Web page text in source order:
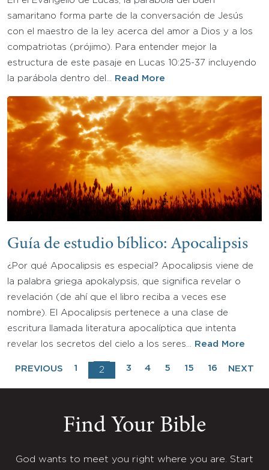
samaritano forma parte de la conversación de Jesús
con el maestro de la ley acerca del amor a Dios y a los
compatriotas (prójimo). Para entender mejor la
estructura de este pasaje en Lucas 10:25-37 incluyendo
la parábola dentro del…
Read More
Guía de estudio bíblico: Apocalipsis
¿Por qué Apocalipsis es especial? Apocalipsis viene de
la palabra griega apokalypsis, que significa revelar o
revelación (de ahí que el libro reciba a veces ese
nombre). El Apocalipsis pertenece a una clase de
escritura llamada literatura apocalíptica que intenta
revelar los secretos del cielo a los seres…
Read More
PREVIOUS 1 2 3 4 5 15 16 NEXT
Find Your Bible
God wants to meet you right where you are. Start